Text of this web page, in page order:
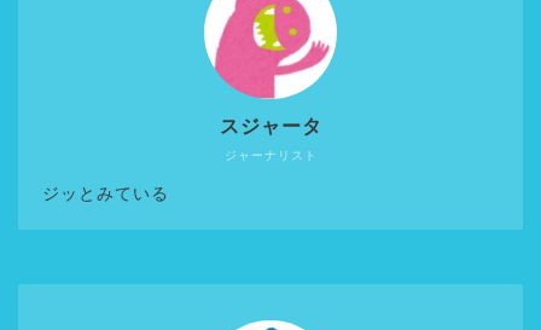
ジャーナリスト
スジャータ
ジッとみている